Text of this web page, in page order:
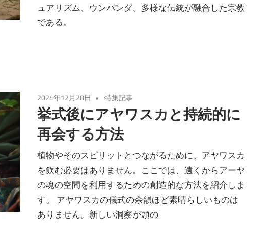
ュアリズム、ウンバンダ、多様な伝統が融合した宗教
である。
2024年12月28日 特集記事
挙式後にアヤワスカと持続的に
再会する方法
植物やそのスピリットとつながるために、アヤワスカ
を飲む必要はありません。ここでは、遠くからアーヤ
の魂の空間を利用するための創造的な方法を紹介しま
す。 アヤワスカの儀式の余韻ほど素晴らしいものは
ありません。新しい洞察が頭の